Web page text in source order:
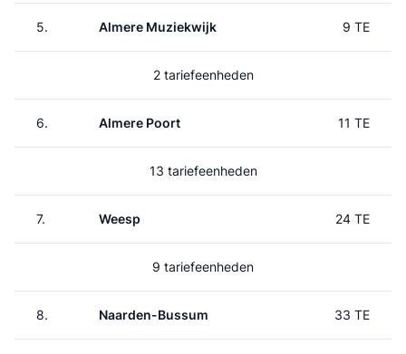
5. Almere Muziekwijk 9 TE
2 tariefeenheden
6. Almere Poort 11 TE
13 tariefeenheden
7. Weesp 24 TE
9 tariefeenheden
8. Naarden-Bussum 33 TE